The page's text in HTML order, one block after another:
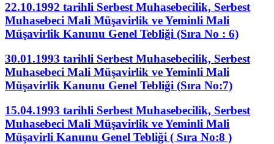
22.10.1992 tarihli Serbest Muhasebecilik, Serbest
Muhasebeci Mali Müşavirlik ve Yeminli Mali
Müşavirlik Kanunu Genel Tebliği (Sıra No : 6)
30.01.1993 tarihli Serbest Muhasebecilik, Serbest
Muhasebeci Mali Müşavirlik ve Yeminli Mali
Müşavirlik Kanunu Genel Tebliği (Sıra No:7)
15.04.1993 tarihli Serbest Muhasebecilik, Serbest
Muhasebeci Mali Müşavirlik ve Yeminli Mali
Müşavirli Kanunu Genel Tebliği ( Sıra No:8 )